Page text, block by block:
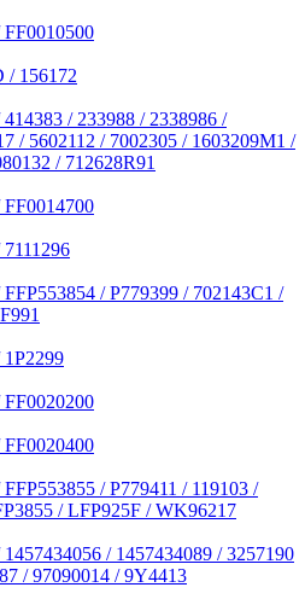
/ 156172
/ 233988 / 2338986 /
/ 5602112 / 7002305 / 1603209M1 /
/ 712628R91
/ P779399 / 702143C1 /
/ P779411 / 119103 /
/ LFP925F / WK96217
/ 1457434089 / 3257190
/ 97090014 / 9Y4413